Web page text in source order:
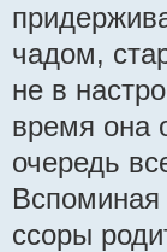
чадом,
не в
время она
очередь
Вспоминая
ссоры